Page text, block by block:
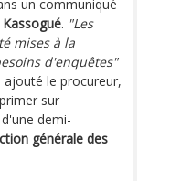
un communiqué
. "Les
mises à la
d'enquêtes"
ajouté le procureur,
sur
demi-
générale des